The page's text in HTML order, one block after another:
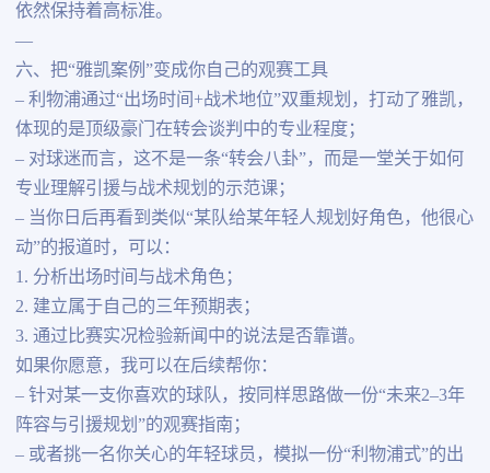
依然保持着高标准。
—
六、把“雅凯案例”变成你自己的观赛工具
– 利物浦通过“出场时间+战术地位”双重规划，打动了雅凯，
体现的是顶级豪门在转会谈判中的专业程度；
– 对球迷而言，这不是一条“转会八卦”，而是一堂关于如何
专业理解引援与战术规划的示范课；
– 当你日后再看到类似“某队给某年轻人规划好角色，他很心
动”的报道时，可以：
1. 分析出场时间与战术角色；
2. 建立属于自己的三年预期表；
3. 通过比赛实况检验新闻中的说法是否靠谱。
如果你愿意，我可以在后续帮你：
– 针对某一支你喜欢的球队，按同样思路做一份“未来2–3年
阵容与引援规划”的观赛指南；
– 或者挑一名你关心的年轻球员，模拟一份“利物浦式”的出